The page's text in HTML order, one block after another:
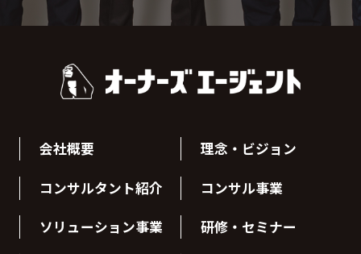
会社概要 理念・ビジョン
コンサルタント紹介 コンサル事業
ソリューション事業 研修・セミナー